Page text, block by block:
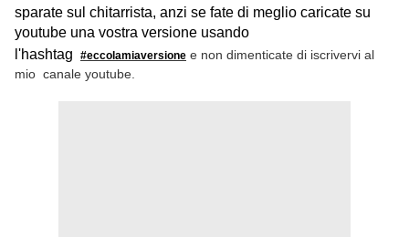
sparate sul chitarrista, anzi se fate di meglio caricate su
youtube una vostra versione usando
l'hashtag
#eccolamiaversione e non dimenticate di iscrivervi al
mio canale youtube.